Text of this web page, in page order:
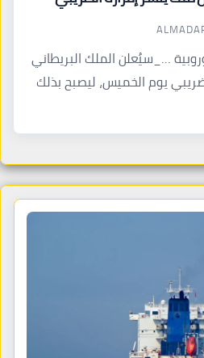
…_سيُعلن الملك البريطاني
يوم الخميس، ليصبح بذلك